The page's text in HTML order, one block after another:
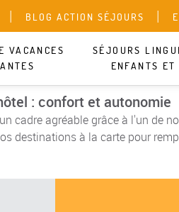
BLOG ACTION SÉJOURS
VACANCES
SÉJOURS
ENFANTS ET
: confort et autonomie
cadre agréable grâce à l'un de
destinations à la carte pour